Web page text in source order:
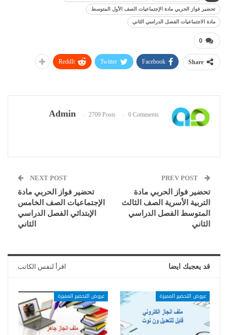
تحضير فواز الحربي مادة الإجتماعيات الصف الأول المتوسط
مادة الاجتماعيات الفصل الدراسي الثاني
0
Share
Facebook
Twitter
ReddIt
Admin 2709 Posts 0 Comments
تحضير فواز الحربي مادة
التربية الأسرية الصف الثالث
المتوسط الفصل الدراسي
الثاني
NEXT POST
تحضير فواز الحربي مادة
الإجتماعيات الصف الخامس
الإبتدائي الفصل الدراسي
الثاني
قد يعجبك ايضا اقرأ لنفس الكاتب
عروض التحضير المميزة عروض التحضير المميزة